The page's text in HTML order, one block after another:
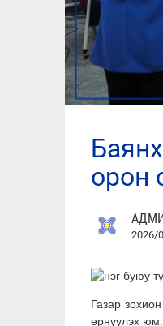
баянхонгор аймгийн здтг-ын хүсэлтээр "улаанбаатар
орон
2026/
Газар
өрнүүлэх юм.